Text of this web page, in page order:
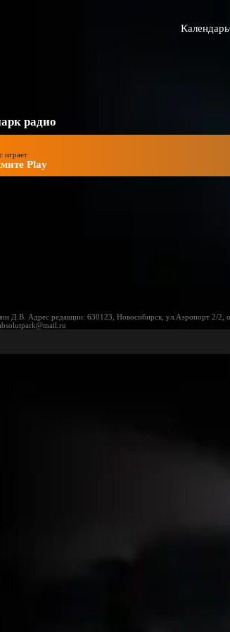
Календарь
радио
играет
Play
Д.В. Адрес редакции: 630123, Новосибирск, ул.Аэропорт 2/2,